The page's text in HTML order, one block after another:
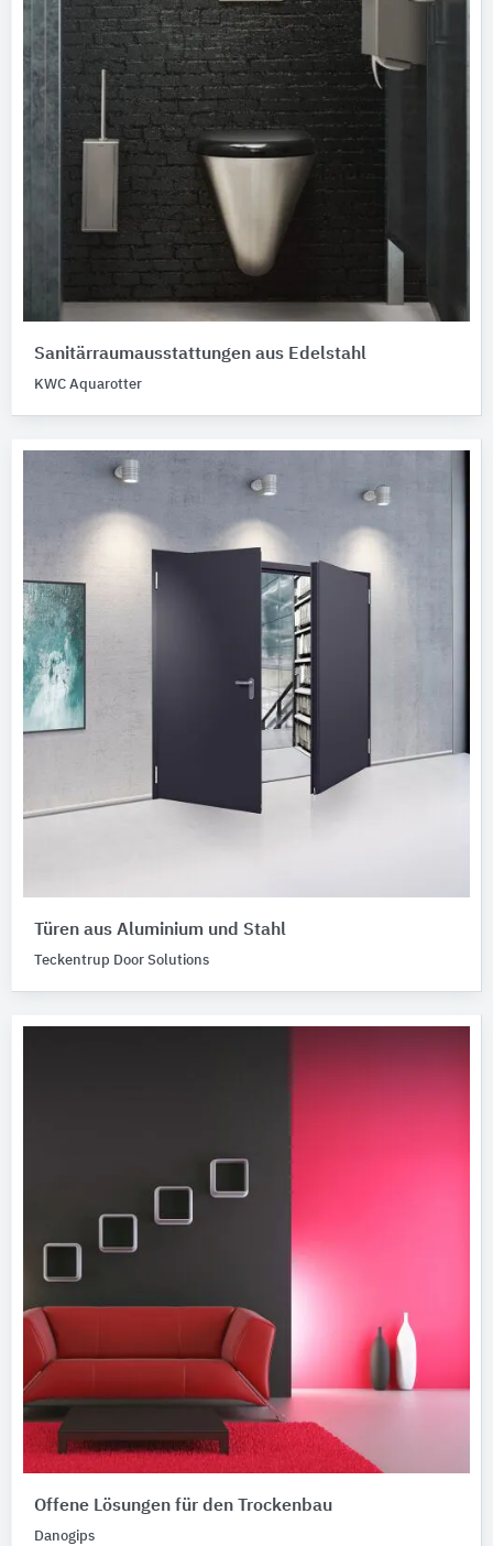
Sanitärraumausstattungen aus Edelstahl
KWC Aquarotter
Türen aus Aluminium und Stahl
Teckentrup Door Solutions
Offene Lösungen für den Trockenbau
Danogips